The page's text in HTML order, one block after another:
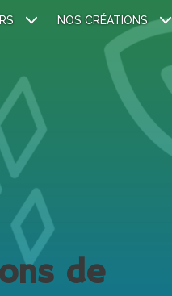
NOS CRÉATIONS
de